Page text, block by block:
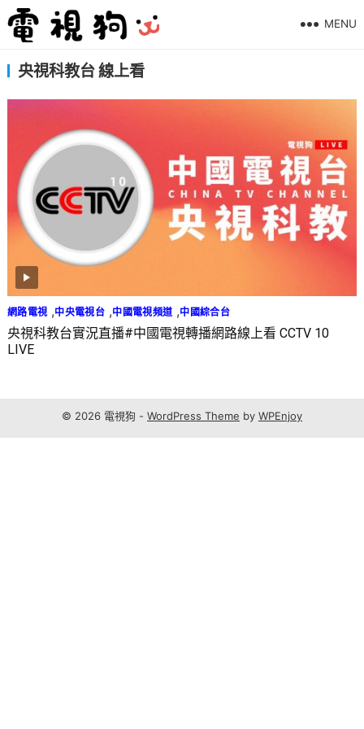
MENU
央視科教台 線上看
網路電視 ,中央電視台 ,中國電視頻道 ,中國綜合台
央視科教台實況直播#中國電視轉播網路線上看 CCTV 10
LIVE
© 2026 電視狗 - WordPress Theme by WPEnjoy